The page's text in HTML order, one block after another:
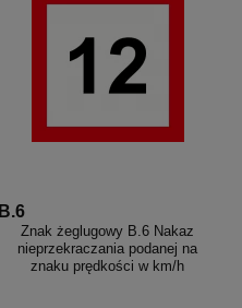
B.6
Znak żeglugowy B.6 Nakaz
nieprzekraczania podanej na
znaku prędkości w km/h